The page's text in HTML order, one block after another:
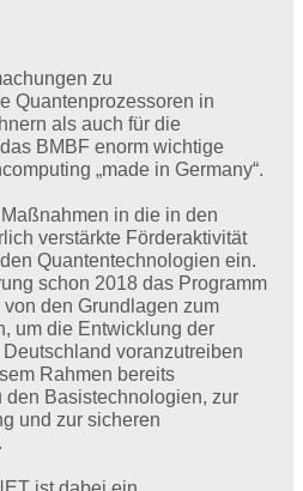
zu
Quantenprozessoren in
als auch für die
BMBF enorm wichtige
„made in Germany“.
in die in den
verstärkte Förderaktivität
Quantentechnologien ein.
schon 2018 das Programm
den Grundlagen zum
um die Entwicklung der
voranzutreiben
Rahmen bereits
den Basistechnologien, zur
und zur sicheren